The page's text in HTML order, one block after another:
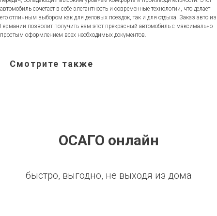
автомобиль сочетает в себе элегантность и современные технологии, что делает
его отличным выбором как для деловых поездок, так и для отдыха. Заказ авто из
Германии позволит получить вам этот прекрасный автомобиль с максимально
простым оформлением всех необходимых документов.
Смотрите также
ОСАГО онлайн
быстро, выгодно, не выходя из дома